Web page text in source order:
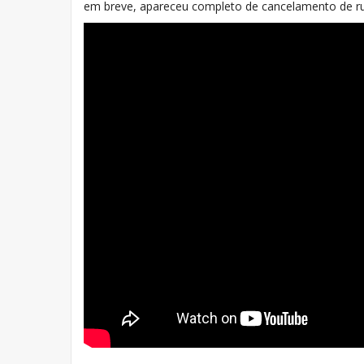
em breve, apareceu completo de cancelamento de